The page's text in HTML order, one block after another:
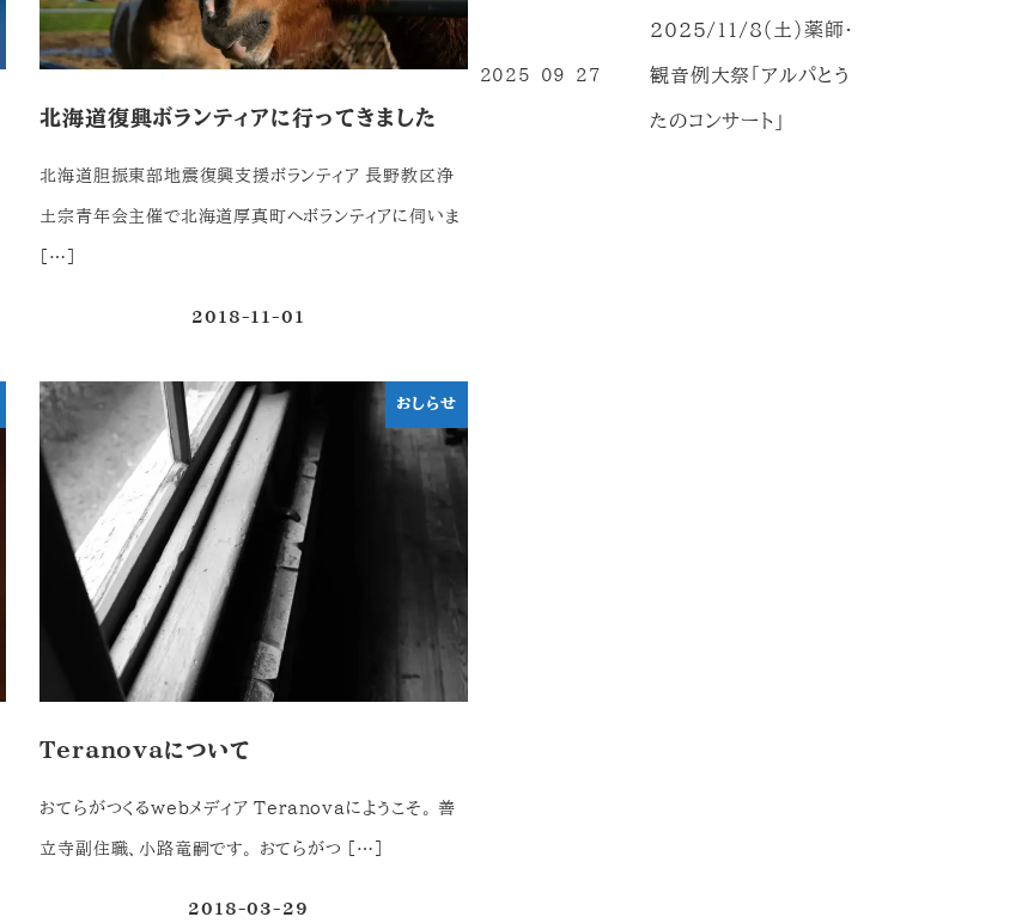
北海道復興ボランティアに行ってきました
北海道胆振東部地震復興支援ボランティア 長野教区浄
土宗青年会主催で北海道厚真町へボランティアに伺いま
[…]
2018-11-01
おしらせ
Teranovaについて
おてらがつくるwebメディア Teranovaにようこそ。 善
立寺副住職、小路竜嗣です。 おてらがつ […]
2018-03-29
2025/11/8（土）薬師・
観音例大祭「アルパとう
たのコンサート」
2025-09-27